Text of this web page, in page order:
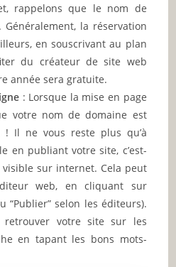
rappelons que le nom de
la réservation
en souscrivant au plan
du créateur de site web
année sera gratuite.
: Lorsque la mise en page
votre nom de domaine est
! Il ne vous reste plus qu’à
en publiant votre site, c’est-
sur internet. Cela peut
web, en cliquant sur
“Publier” selon les éditeurs).
retrouver votre site sur les
en tapant les bons mots-